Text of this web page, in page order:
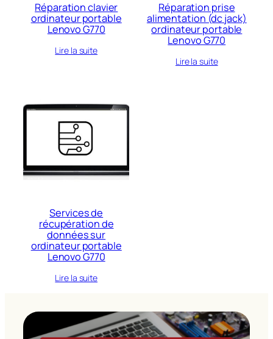
Réparation clavier
ordinateur portable
Lenovo G770
Lire la suite
Réparation prise
alimentation (dc jack)
ordinateur portable
Lenovo G770
Lire la suite
Services de
récupération de
données sur
ordinateur portable
Lenovo G770
Lire la suite